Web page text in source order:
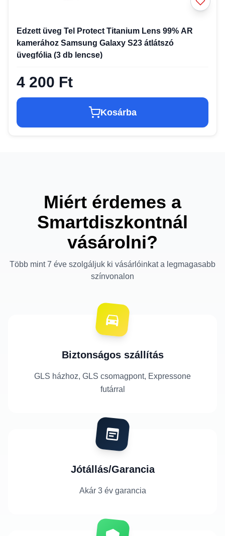
Edzett üveg Tel Protect Titanium Lens 99% AR
kamerához Samsung Galaxy S23 átlátszó
üvegfólia (3 db lencse)
4 200 Ft
Kosárba
Miért érdemes a
Smartdiszkontnál
vásárolni?
Több mint 7 éve szolgáljuk ki vásárlóinkat a legmagasabb
színvonalon
Biztonságos szállítás
GLS házhoz, GLS csomagpont, Expressone
futárral
Jótállás/Garancia
Akár 3 év garancia